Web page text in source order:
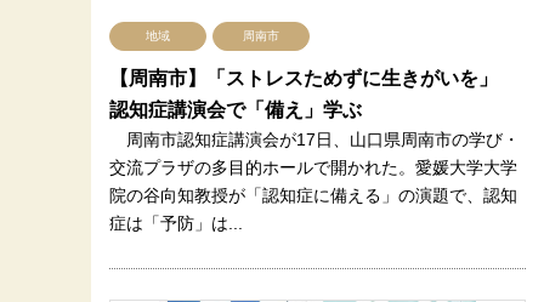
地域 周南市
【周南市】「ストレスためずに生きがいを」
認知症講演会で「備え」学ぶ
周南市認知症講演会が17日、山口県周南市の学び・
交流プラザの多目的ホールで開かれた。愛媛大学大学
院の谷向知教授が「認知症に備える」の演題で、認知
症は「予防」は...